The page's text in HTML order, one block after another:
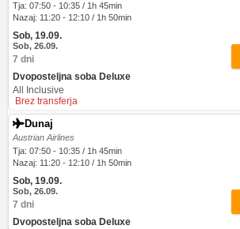
Tja: 07:50 - 10:35 / 1h 45min
Nazaj: 11:20 - 12:10 / 1h 50min
Sob, 19.09.
Sob, 26.09.
7 dni
Dvoposteljna soba Deluxe
All Inclusive
Brez transferja
Dunaj
Austrian Airlines
Tja: 07:50 - 10:35 / 1h 45min
Nazaj: 11:20 - 12:10 / 1h 50min
Sob, 19.09.
Sob, 26.09.
7 dni
Dvoposteljna soba Deluxe